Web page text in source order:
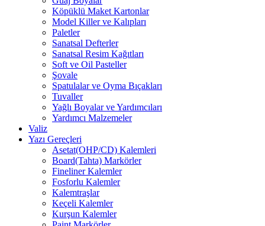
Köpüklü Maket Kartonlar
Model Killer ve Kalıpları
Paletler
Sanatsal Defterler
Sanatsal Resim Kağıtları
Soft ve Oil Pasteller
Şovale
Spatulalar ve Oyma Bıçakları
Tuvaller
Yağlı Boyalar ve Yardımcıları
Yardımcı Malzemeler
Valiz
Yazı Gereçleri
Asetat(OHP/CD) Kalemleri
Board(Tahta) Markörler
Fineliner Kalemler
Fosforlu Kalemler
Kalemtraşlar
Keçeli Kalemler
Kurşun Kalemler